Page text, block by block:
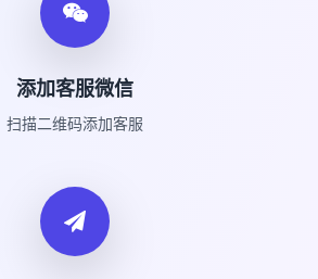
添加客服微信
扫描二维码添加客服